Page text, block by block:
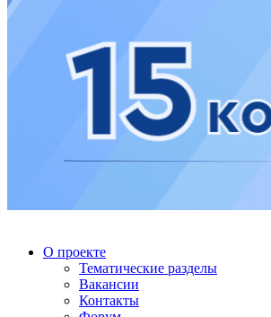
О проекте
Тематические разделы
Вакансии
Контакты